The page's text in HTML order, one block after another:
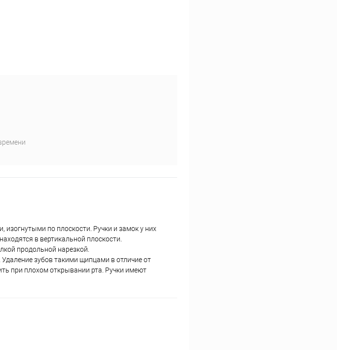
по плоскости. Ручки и замок у них
в вертикальной плоскости.
продольной нарезкой.
зубов такими щипцами в отличие от
при плохом открывании рта. Ручки имеют